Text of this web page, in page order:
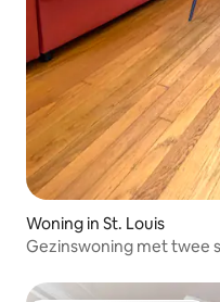
Woning in St. Louis
Gezinswoning met twee